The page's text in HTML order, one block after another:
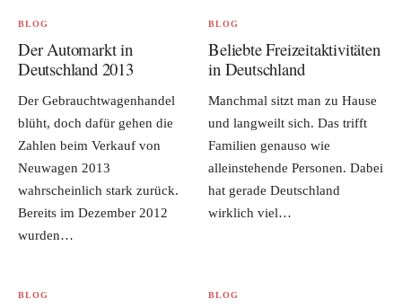
BLOG
Der Automarkt in
Deutschland 2013
Der Gebrauchtwagenhandel
blüht, doch dafür gehen die
Zahlen beim Verkauf von
Neuwagen 2013
wahrscheinlich stark zurück.
Bereits im Dezember 2012
wurden…
BLOG
Beliebte Freizeitaktivitäten
in Deutschland
Manchmal sitzt man zu Hause
und langweilt sich. Das trifft
Familien genauso wie
alleinstehende Personen. Dabei
hat gerade Deutschland
wirklich viel…
BLOG BLOG